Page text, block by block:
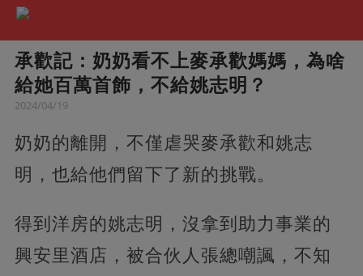
承歡記：奶奶看不上麥承歡媽媽，為啥
給她百萬首飾，不給姚志明？
2024/04/19
奶奶的離開，不僅虐哭麥承歡和姚志
明，也給他們留下了新的挑戰。
得到洋房的姚志明，沒拿到助力事業的
興安里酒店，被合伙人張總嘲諷，不知